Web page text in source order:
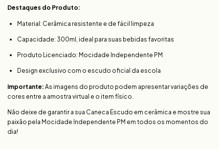
Destaques do Produto:
Material: Cerâmica resistente e de fácil limpeza
Capacidade: 300ml, ideal para suas bebidas favoritas
Produto Licenciado: Mocidade Independente PM
Design exclusivo com o escudo oficial da escola
Importante: As imagens do produto podem apresentar variações de
cores entre a amostra virtual e o item físico.
Não deixe de garantir a sua Caneca Escudo em cerâmica e mostre sua
paixão pela Mocidade Independente PM em todos os momentos do
dia!